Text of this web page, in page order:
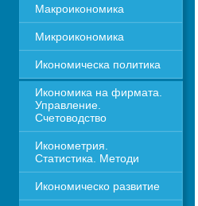
Макроикономика
Микроикономика
Икономическа политика
Икономика на фирмата.
Управление.
Счетоводство
Иконометрия.
Статистика. Методи
Икономическо развитие